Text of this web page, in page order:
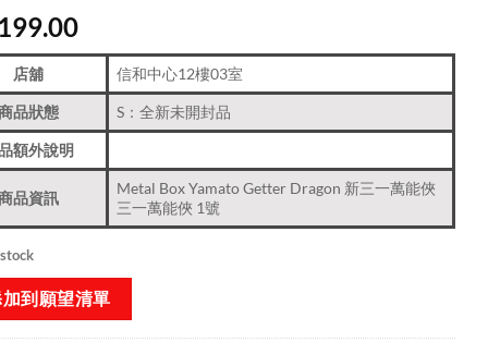
店舖 信和中心12樓03室
品狀態 S：全新未開封品
額外說明
品資訊
Metal Box Yamato Getter Dragon 新三一萬能俠
三一萬能俠 1號
到願望清單